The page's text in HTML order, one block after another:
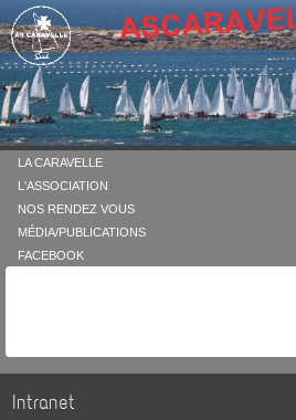
LA CARAVELLE
L'ASSOCIATION
NOS RENDEZ VOUS
MÉDIA/PUBLICATIONS
FACEBOOK
Intranet